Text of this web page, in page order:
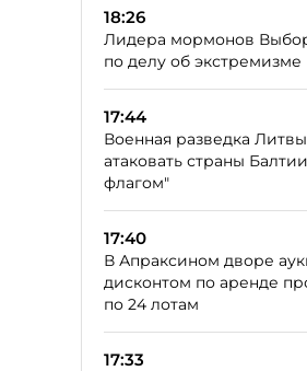
18:26
Лидера мормонов
по делу об экстремизме
17:44
Военная разведка
атаковать страны
флагом"
17:40
В Апраксином дворе
дисконтом по аренде
по 24 лотам
17:33